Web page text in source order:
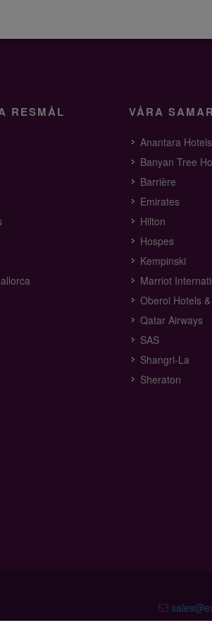
RESMÅL VÅRA
Anantara
Banyan Tree
Barrière
Emirates
Hilton
Hospes
Kempinski
Marriot
Oberoi Hotels
Qatar Airways
SAS
Shangri-La
Sheraton